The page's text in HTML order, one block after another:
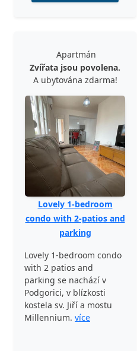
Apartmán
Zvířata jsou povolena.
A ubytována zdarma!
Lovely 1-bedroom
condo with 2-patios and
parking
Lovely 1-bedroom condo
with 2 patios and
parking se nachází v
Podgorici, v blízkosti
kostela sv. Jiří a mostu
Millennium. více